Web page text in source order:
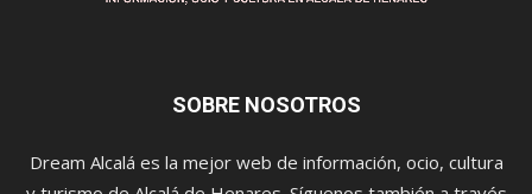
SOBRE NOSOTROS
Dream Alcalá es la mejor web de información, ocio, cultura